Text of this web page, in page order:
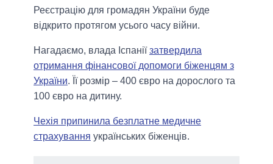
Реєстрацію для громадян України буде
відкрито протягом усього часу війни.
Нагадаємо, влада Іспаніїзатвердила
отримання фінансової допомоги біженцям з
України. Її розмір – 400 євро на дорослого та
100 євро на дитину.
Чехія припинила безплатне медичне
страхування українських біженців.